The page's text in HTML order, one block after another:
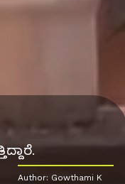
Author: Gowthami K